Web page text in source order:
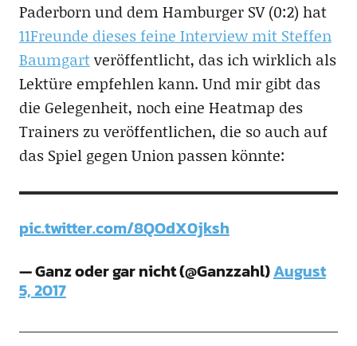
Paderborn und dem Hamburger SV (0:2) hat
11Freunde dieses feine Interview mit Steffen
Baumgartveröffentlicht, das ich wirklich als
Lektüre empfehlen kann. Und mir gibt das
die Gelegenheit, noch eine Heatmap des
Trainers zu veröffentlichen, die so auch auf
das Spiel gegen Union passen könnte:
pic.twitter.com/8QOdX0jksh
— Ganz oder gar nicht (@Ganzzahl)August
5, 2017